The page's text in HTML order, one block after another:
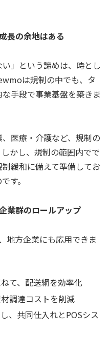
長の余地はある
い」という諦めは、時とし
は規制の中でも、タ
手段で事業基盤を築きま
医療・介護など、規制の
かし、規制の範囲内でで
緩和に備えて準備してお
す。
業群のロールアップ
地方企業にも応用できま
て、配送網を効率化
調達コストを削減
、共同仕入れとPOSシス